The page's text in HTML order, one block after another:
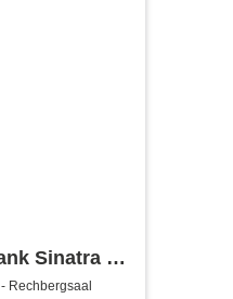
Sinatra -
Rechbergsaal